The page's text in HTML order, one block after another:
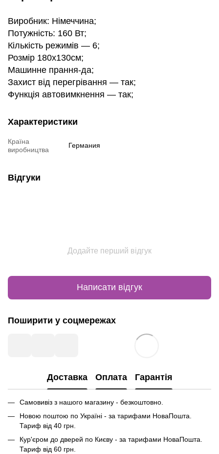
Виробник: Німеччина;
Потужність: 160 Вт;
Кількість режимів — 6;
Розмір 180х130см;
Машинне прання-да;
Захист від перегрівання — так;
Функція автовимкнення — так;
Характеристики
Країна
виробництва
Германия
Відгуки
Додайте перший відгук
Написати відгук
Поширити у соцмережах
Доставка Оплата Гарантія
Самовивіз з нашого магазину - безкоштовно.
Новою поштою по Україні - за тарифами НоваПошта.
Тариф від 40 грн.
Кур'єром до дверей по Києву - за тарифами НоваПошта.
Тариф від 60 грн.